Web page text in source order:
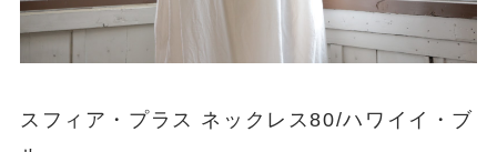
スフィア・プラス ネックレス80/ハワイイ・ブ